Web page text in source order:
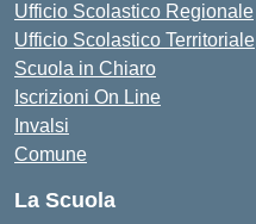
Ufficio Scolastico Regionale
Ufficio Scolastico Territoriale
Scuola in Chiaro
Iscrizioni On Line
Invalsi
Comune
La Scuola